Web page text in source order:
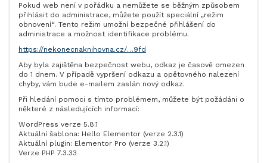
Pokud web není v pořádku a nemůžete se běžným způsobem
přihlásit do administrace, můžete použít speciální „režim
obnovení“. Tento režim umožní bezpečné přihlášení do
administrace a možnost identifikace problému.
https://nekonecnaknihovna.cz/…9fd
Aby byla zajištěna bezpečnost webu, odkaz je časově omezen
do 1 dnem. V případě vypršení odkazu a opětovného nalezení
chyby, vám bude e-mailem zaslán nový odkaz.
Při hledání pomoci s tímto problémem, můžete být požádáni o
některé z následujících informací:
WordPress verze 5.8.1
Aktuální šablona: Hello Elementor (verze 2.3.1)
Aktuální plugin: Elementor Pro (verze 3.2.1)
Verze PHP 7.3.33